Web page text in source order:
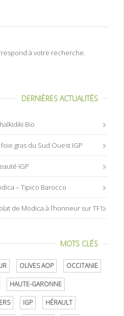
à votre recherche.
DERNIÈRES ACTUALITÉS
Bio
gras du Sud Ouest IGP
IGP
– Tipico Barocco
de Modica à l’honneur sur TF1
MOTS CLÉS
OLIVES AOP OCCITANIE
HAUTE-GARONNE
IGP HÉRAULT